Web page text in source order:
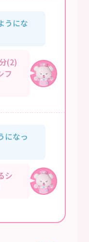
うにな
(2)
フ
になっ
シ